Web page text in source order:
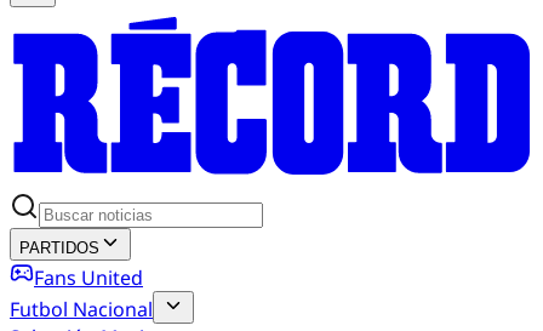
PARTIDOS
Fans United
Futbol Nacional